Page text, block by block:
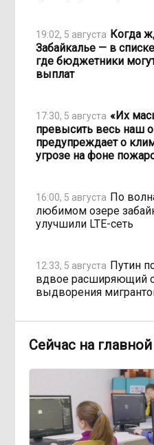
19:02, 5 августа Когда
Забайкалье — в
где бюджетники
выплат
17:30, 5 августа «Их
превысить весь наш
предупреждает о
угрозе на фоне
16:00, 5 августа По
любимом озере
улучшили LTE-сеть
12:33, 5 августа Путин
вдвое расширяющий
выдворения
администрация хочет
миллиона: что
11:47, 5 августа
отвечает:
неточно изложили
Сейчас на главной